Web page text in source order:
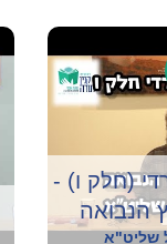
(חלק ו) -
הנבואה
שליט"א